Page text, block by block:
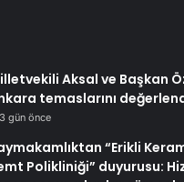
Aksal ve Başkan
temaslarını
3 gün önce
“Erikli
Polikliniği” duyurusu: